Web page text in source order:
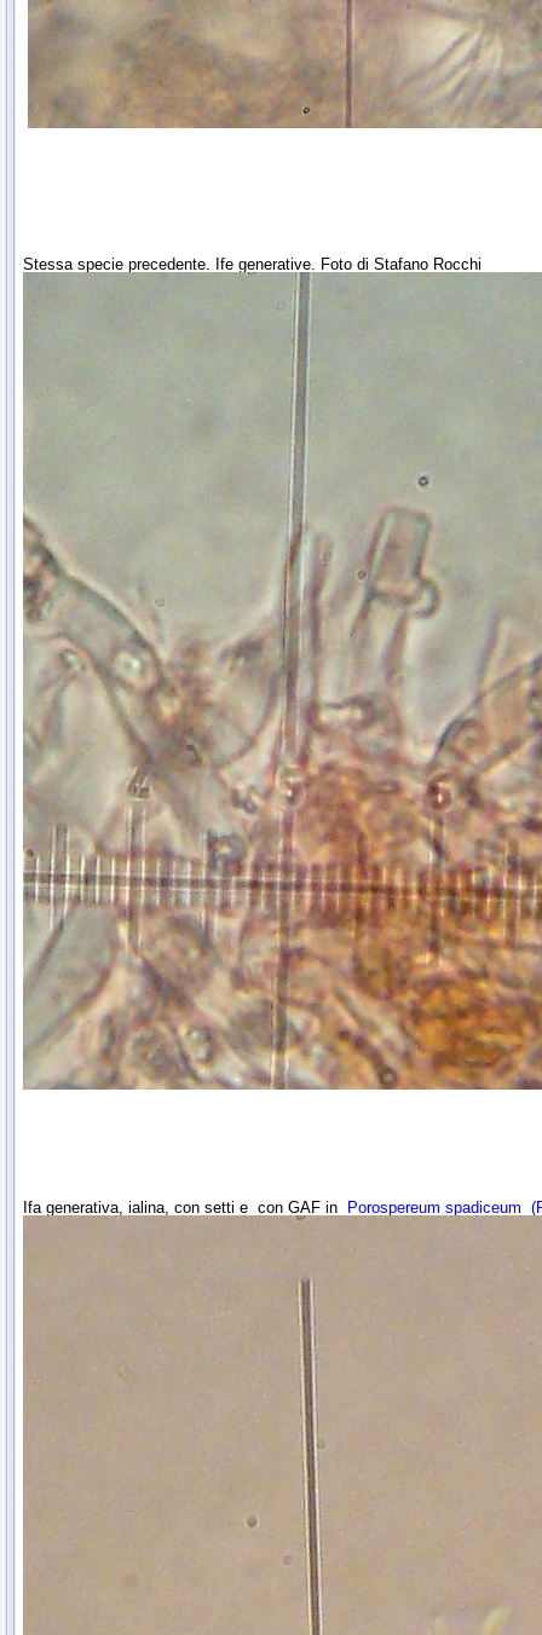
Stessa specie precedente. Ife generative. Foto di Stafano Rocchi
Ifa generativa, ialina, con setti e con GAF in Porospereum spadiceum